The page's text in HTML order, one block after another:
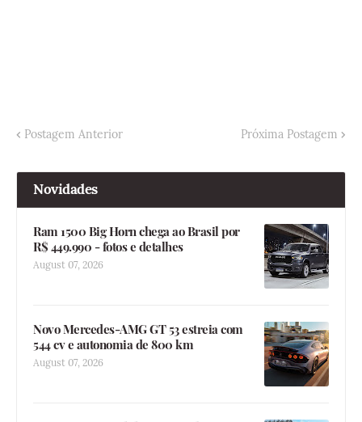
Postagem Anterior Próxima Postagem
Novidades
Ram 1500 Big Horn chega ao Brasil por
R$ 449.990 - fotos e detalhes
August 07, 2026
Novo Mercedes-AMG GT 53 estreia com
544 cv e autonomia de 800 km
August 07, 2026